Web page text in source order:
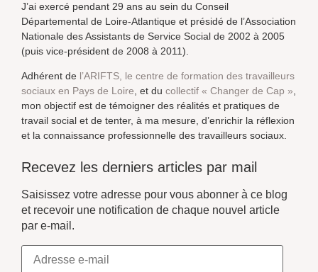
J’ai exercé pendant 29 ans au sein du Conseil
Départemental de Loire-Atlantique et présidé de l’Association
Nationale des Assistants de Service Social de 2002 à 2005
(puis vice-président de 2008 à 2011).
Adhérent de l’ARIFTS, le centre de formation des travailleurs
sociaux en Pays de Loire, et du collectif « Changer de Cap »,
mon objectif est de témoigner des réalités et pratiques de
travail social et de tenter, à ma mesure, d’enrichir la réflexion
et la connaissance professionnelle des travailleurs sociaux.
Recevez les derniers articles par mail
Saisissez votre adresse pour vous abonner à ce blog
et recevoir une notification de chaque nouvel article
par e-mail.